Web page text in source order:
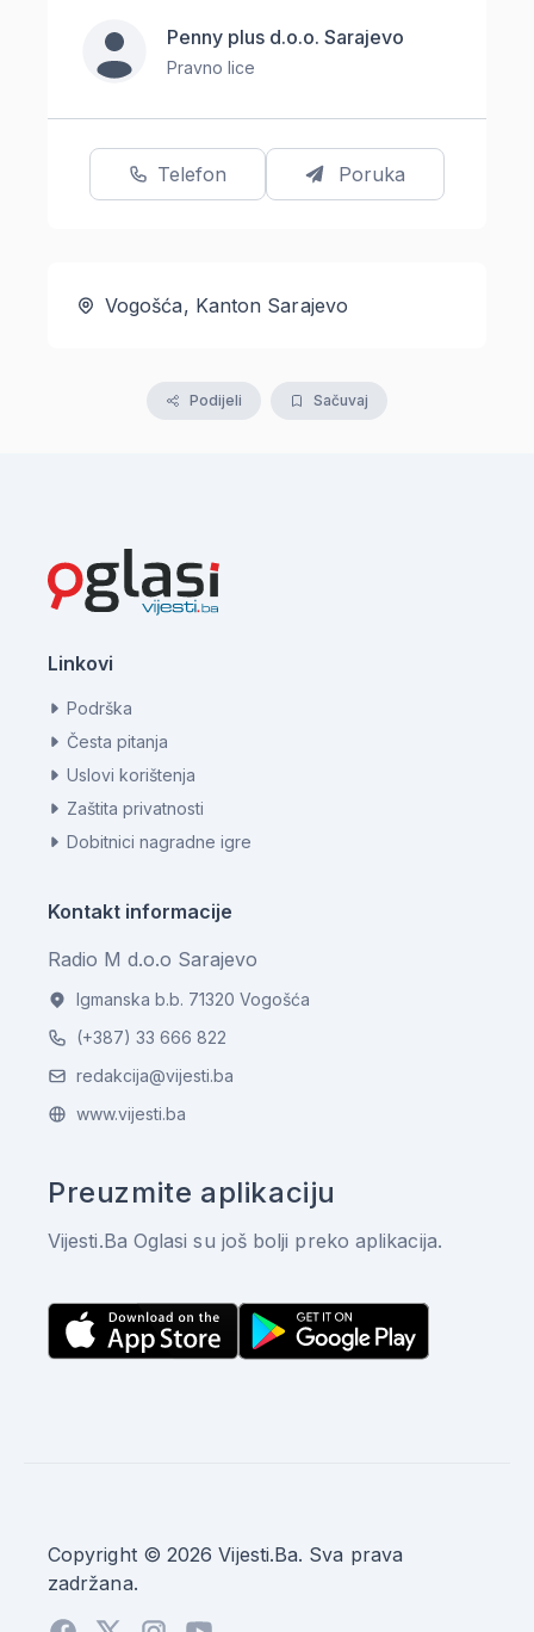
Penny plus d.o.o. Sarajevo
Pravno lice
Telefon Poruka
Vogošća, Kanton Sarajevo
Podijeli Sačuvaj
Linkovi
Podrška
Česta pitanja
Uslovi korištenja
Zaštita privatnosti
Dobitnici nagradne igre
Kontakt informacije
Radio M d.o.o Sarajevo
Igmanska b.b. 71320 Vogošća
(+387) 33 666 822
redakcija@vijesti.ba
www.vijesti.ba
Preuzmite aplikaciju
Vijesti.Ba Oglasi su još bolji preko aplikacija.
Copyright © 2026 Vijesti.Ba. Sva prava
zadržana.